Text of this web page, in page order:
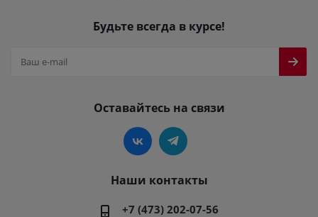
Будьте всегда в курсе!
Оставайтесь на связи
Наши контакты
+7 (473) 202-07-56